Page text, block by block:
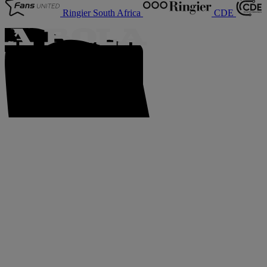
Ringier South Africa CDE